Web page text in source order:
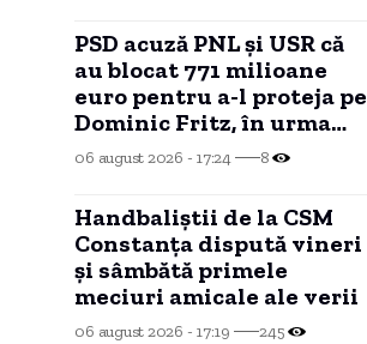
PSD acuză PNL și USR că
au blocat 771 milioane
euro pentru a-l proteja pe
Dominic Fritz, în urma
contestării Legii
Integrității la CCR.
06 august 2026 - 17:24 8
Handbaliștii de la CSM
Constanța dispută vineri
și sâmbătă primele
meciuri amicale ale verii
06 august 2026 - 17:19 245